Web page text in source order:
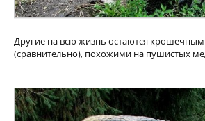
Другие на всю жизнь остаются
(сравнительно), похожими на пушистых